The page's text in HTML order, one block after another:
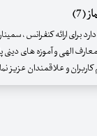
(7)
برای ارائه کنفرانس ،
الهی و آموزه های دینی
کاربران و علاقمندان عزیز